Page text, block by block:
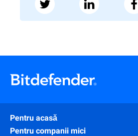
Pentru acasă
Pentru companii mici